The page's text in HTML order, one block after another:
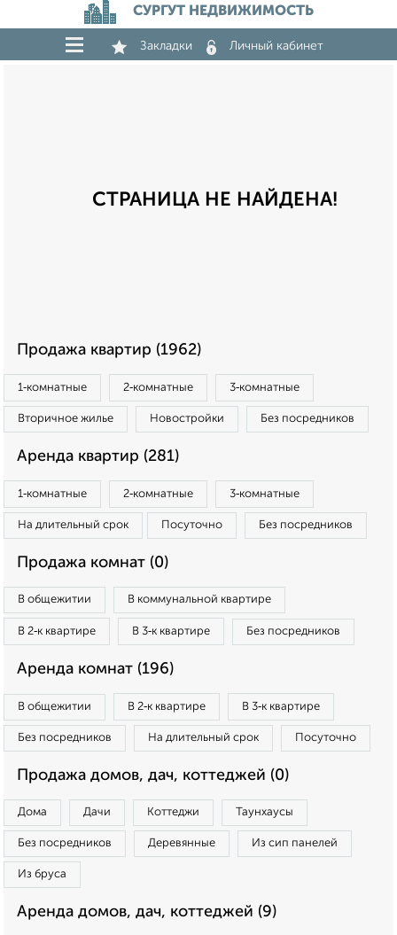
СУРГУТ НЕДВИЖИМОСТЬ
Закладки Личный кабинет
СТРАНИЦА НЕ НАЙДЕНА!
Продажа квартир (1962)
1‑комнатные 2‑комнатные 3‑комнатные
Вторичное жилье Новостройки Без посредников
Аренда квартир (281)
1‑комнатные 2‑комнатные 3‑комнатные
На длительный срок Посуточно Без посредников
Продажа комнат (0)
В общежитии В коммунальной квартире
В 2‑к квартире В 3‑к квартире Без посредников
Аренда комнат (196)
В общежитии В 2‑к квартире В 3‑к квартире
Без посредников На длительный срок Посуточно
Продажа домов, дач, коттеджей (0)
Дома Дачи Коттеджи Таунхаусы
Без посредников Деревянные Из сип панелей
Из бруса
Аренда домов, дач, коттеджей (9)